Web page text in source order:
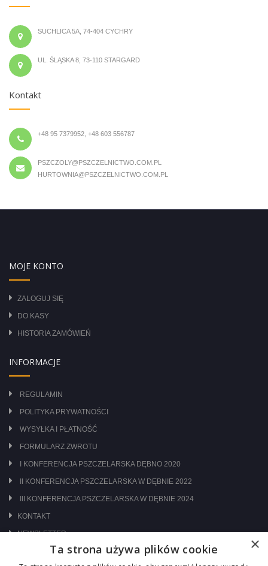
SUCHLICA 5A, 74-404 CYCHRY
UL. ŚLĄSKA 8, 73-110 STARGARD
Kontakt
+48 95 7379952, +48 603 556787
PSZCZOLY@PSZCZELNICTWO.COM.PL
HURTOWNIA@PSZCZELNICTWO.COM.PL
MOJE KONTO
ZALOGUJ SIĘ
DO KASY
HISTORIA ZAMÓWIEŃ
INFORMACJE
REGULAMIN
POLITYKA PRYWATNOŚCI
WYSYŁKA I PŁATNOŚĆ
FORMULARZ ZWROTU
I KONFERENCJA PSZCZELARSKA DĘBNO 2020
II KONFERENCJA PSZCZELARSKA W DĘBNIE 2022
III KONFERENCJA PSZCZELARSKA W DĘBNIE 2024
KONTAKT
NEWSLETTER
ODWIEDŹ NAS NA:
×
Ta strona używa plików cookie